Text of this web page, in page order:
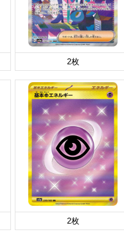
2枚
2枚